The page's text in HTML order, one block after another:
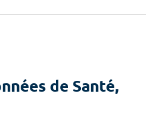
de Santé,